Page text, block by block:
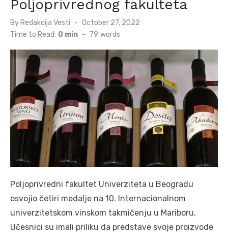
Poljoprivrednog fakulteta
By Redakcija Vesti
Posted
October 27, 2022
Time to Read: 0 min - 79 words
Poljoprivredni fakultet Univerziteta u Beogradu
osvojio četiri medalje na 10. Internacionalnom
univerzitetskom vinskom takmičenju u Mariboru.
Učesnici su imali priliku da predstave svoje proizvode